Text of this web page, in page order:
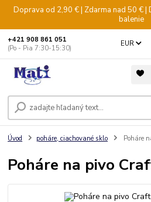
Doprava od 2,90 € | Zdarma nad 50 € |
balenie
EUR
+421 908 861 051
(Po - Pia 7:30-15:30)
Úvod poháre, ciachované sklo Poháre
Poháre na pivo